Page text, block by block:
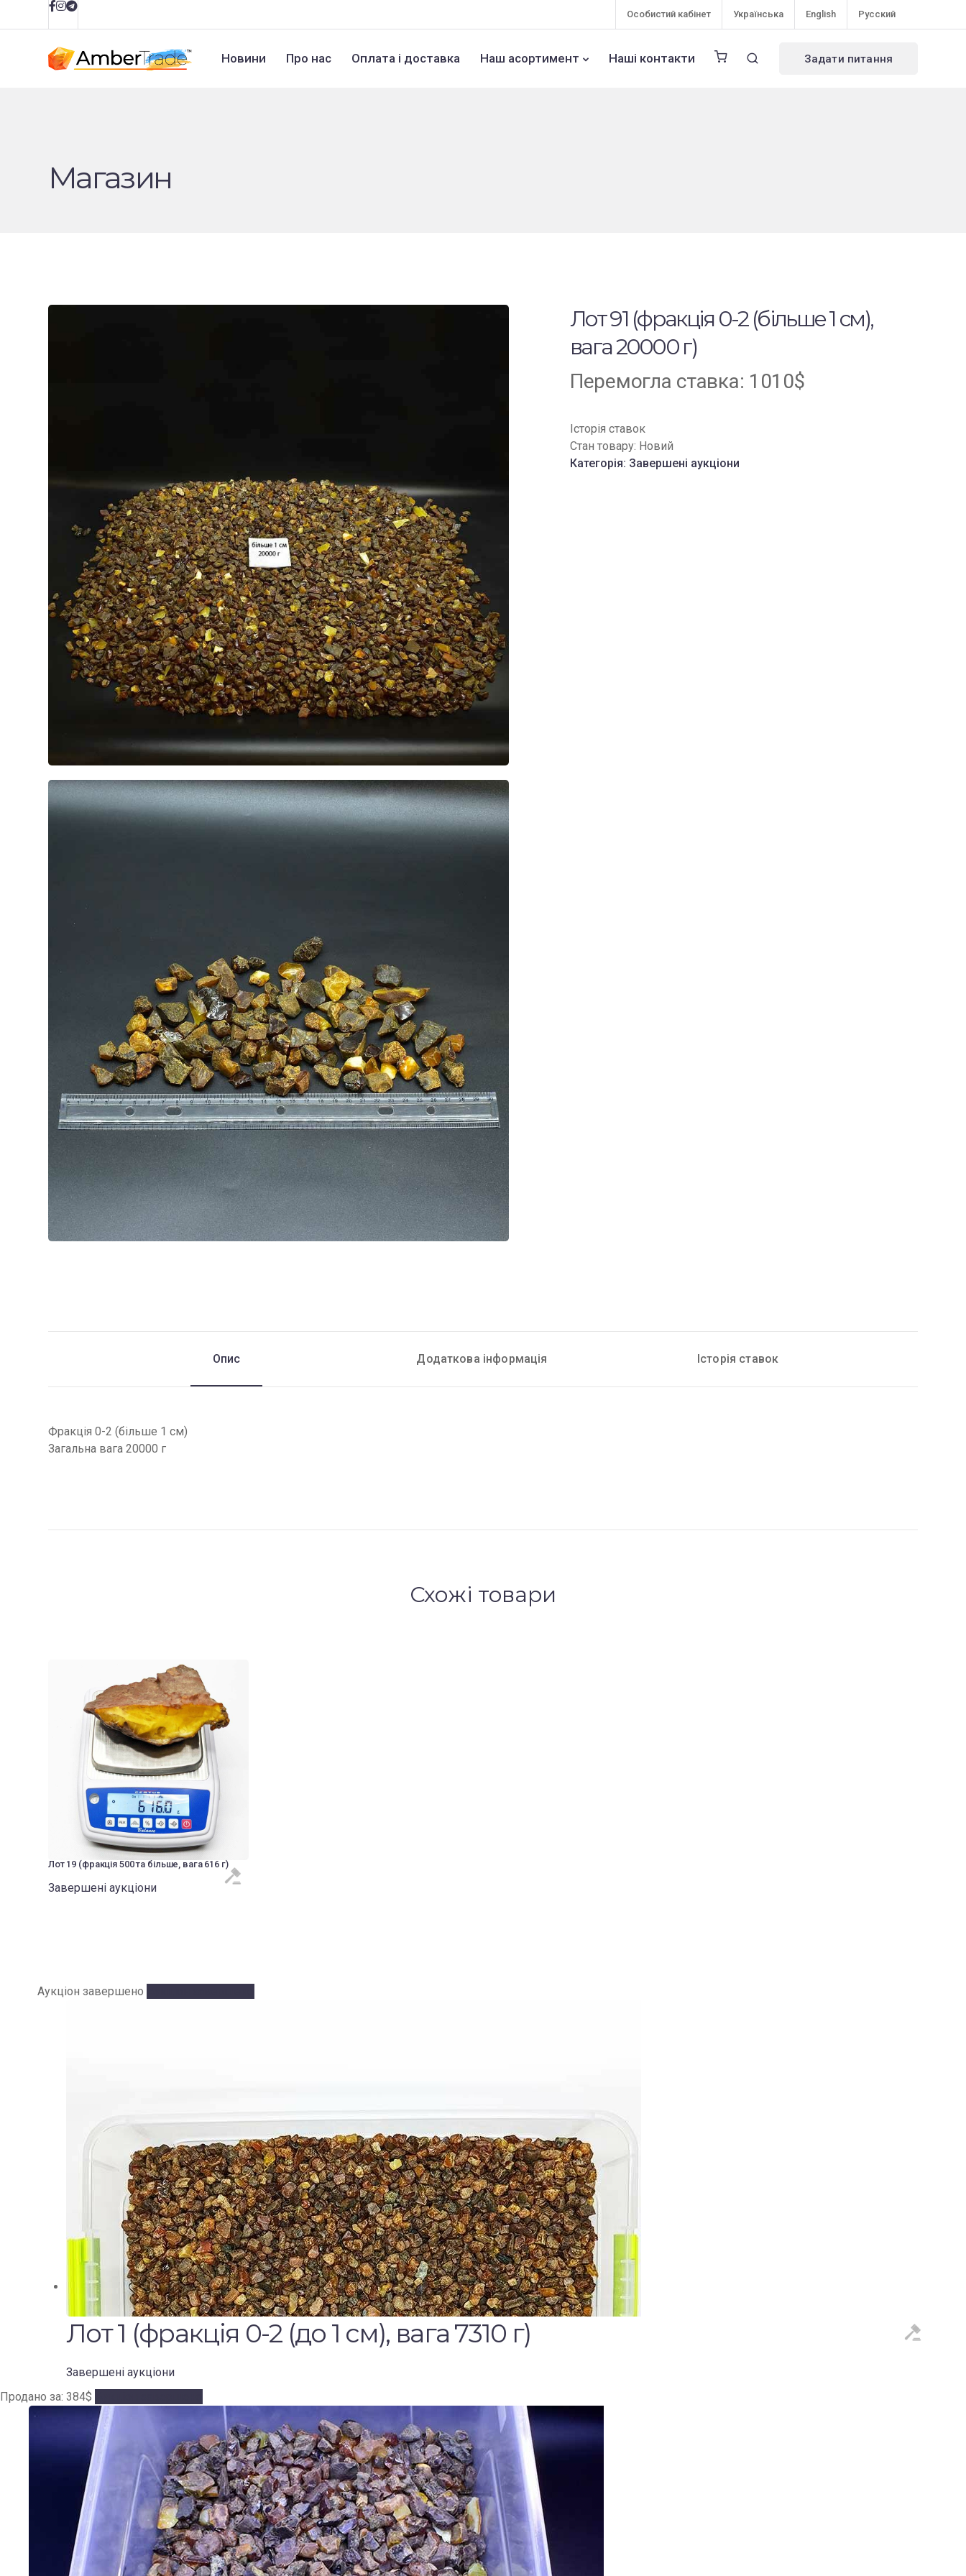
Особистий кабінет Українська English Русский
Новини Про нас Оплата і доставка Наш асортимент Наші контакти Задати питання
Магазин
Лот 91 (фракція 0-2 (більше 1 см),
вага 20000 г)
Перемогла ставка: 1010$
Історія ставок
Стан товару: Новий
Категорія: Завершені аукціони
Опис Додаткова інформація Історія ставок
Фракція 0-2 (більше 1 см)
Загальна вага 20000 г
Схожі товари
Лот 19 (фракція 500 та більше, вага 616 г)
Завершені аукціони
Аукціон завершено
Лот 1 (фракція 0-2 (до 1 см), вага 7310 г)
Завершені аукціони
Продано за: 384$